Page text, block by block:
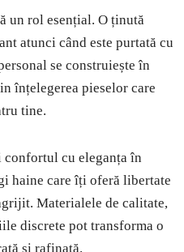
un rol esențial. O ținută
atunci când este purtată cu
se construiește în
înțelegerea pieselor care
tine.
cu eleganța în
haine care îți oferă libertate
Materialele de calitate,
discrete pot transforma o
și rafinată.